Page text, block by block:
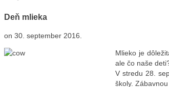
Deň mlieka
on 30. september 2016
Mlieko je
ale čo naše
V stredu 28.
školy.